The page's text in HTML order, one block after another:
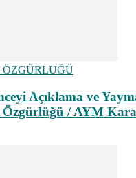
ÖZGÜRLÜĞÜ
Açıklama ve
Özgürlüğü / AYM